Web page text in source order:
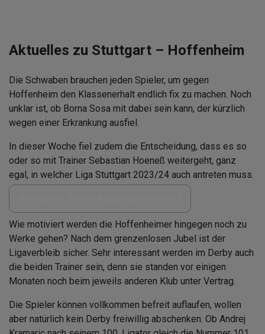
Aktuelles zu Stuttgart – Hoffenheim
Die Schwaben brauchen jeden Spieler, um gegen
Hoffenheim den Klassenerhalt endlich fix zu machen. Noch
unklar ist, ob Borna Sosa mit dabei sein kann, der kürzlich
wegen einer Erkrankung ausfiel.
In dieser Woche fiel zudem die Entscheidung, dass es so
oder so mit Trainer Sebastian Hoeneß weitergeht, ganz
egal, in welcher Liga Stuttgart 2023/24 auch antreten muss.
Wie motiviert werden die Hoffenheimer hingegen noch zu
Werke gehen? Nach dem grenzenlosen Jubel ist der
Ligaverbleib sicher. Sehr interessant werden im Derby auch
die beiden Trainer sein, denn sie standen vor einigen
Monaten noch beim jeweils anderen Klub unter Vertrag.
Die Spieler können vollkommen befreit auflaufen, wollen
aber natürlich kein Derby freiwillig abschenken. Ob Andrej